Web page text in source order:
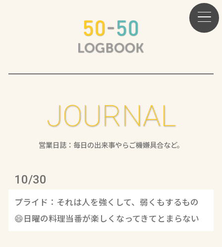
JOURNAL
営業日誌：毎日の出来事やらご機嫌具合など。
10/30
プライド：それは人を強くして、弱くもするもの
😄日曜の料理当番が楽しくなってきてとまらない